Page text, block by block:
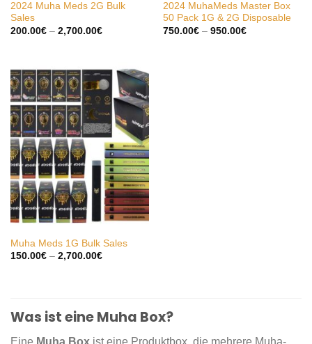
2024 Muha Meds 2G Bulk
Sales
200.00€ – 2,700.00€Preisspanne:
2024 MuhaMeds Master Box
50 Pack 1G & 2G Disposable
750.00€ – 950.00€Preisspanne:
Muha Meds 1G Bulk Sales
150.00€ – 2,700.00€Preisspanne:
Was ist eine Muha Box?
Eine Muha Box ist eine Produktbox, die mehrere Muha-